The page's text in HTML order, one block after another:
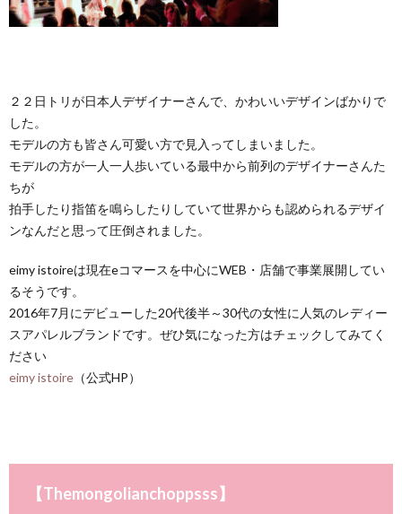
２２日トリが日本人デザイナーさんで、かわいいデザインばかりで
した。
モデルの方も皆さん可愛い方で見入ってしまいました。
モデルの方が一人一人歩いている最中から前列のデザイナーさんた
ちが
拍手したり指笛を鳴らしたりしていて世界からも認められるデザイ
ンなんだと思って圧倒されました。
eimy istoireは現在eコマースを中心にWEB・店舗で事業展開してい
るそうです。
2016年7月にデビューした20代後半～30代の女性に人気のレディー
スアパレルブランドです。ぜひ気になった方はチェックしてみてく
ださい
eimy istoire （公式HP）
【Themongolianchoppsss】